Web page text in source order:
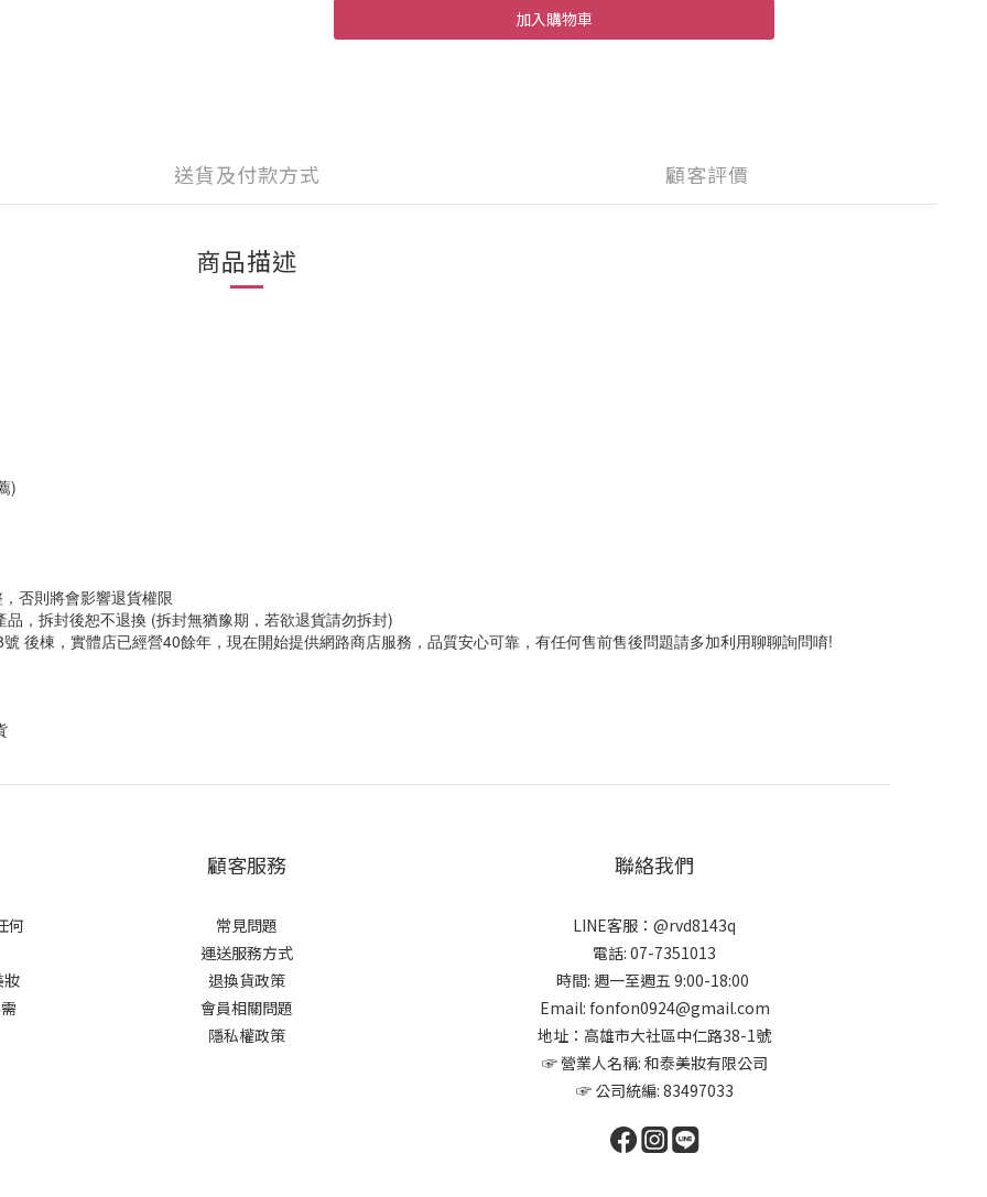
加入購物車
送貨及付款方式 顧客評價
商品描述
)
否則將會影響退貨權限
，拆封後恕不退換 (拆封無猶豫期，若欲退貨請勿拆封)
後棟，實體店已經營40餘年，現在開始提供網路商店服務，品質安心可靠，有任何售前售後問題請多加利用聊聊詢問唷!
何
妝
顧客服務
常見問題
運送服務方式
退換貨政策
會員相關問題
隱私權政策
聯絡我們
LINE客服：@rvd8143q
電話: 07-7351013
時間: 週一至週五 9:00-18:00
Email: fonfon0924@gmail.com
地址：高雄市大社區中仁路38-1號
☞ 營業人名稱: 和泰美妝有限公司
☞ 公司統編: 83497033